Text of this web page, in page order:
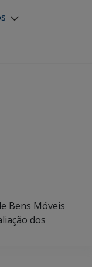
Bens Móveis
dos